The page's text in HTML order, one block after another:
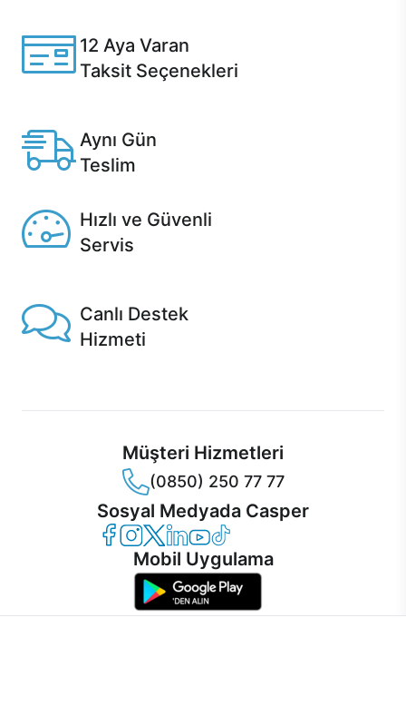
12 Aya Varan
Taksit Seçenekleri
Aynı Gün
Teslim
Hızlı ve Güvenli
Servis
Canlı Destek
Hizmeti
Müşteri Hizmetleri
(0850) 250 77 77
Sosyal Medyada Casper
Casper Facebook
Casper Instagram
Casper Twitter
Casper LinkedIn
Casper YouTube
Casper TikTok
Mobil Uygulama